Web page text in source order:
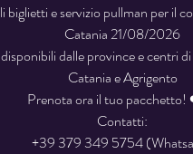
biglietti e servizio pullman per il
Catania 21/08/2026
dalle province e centri
Catania e Agrigento
Prenota ora il tuo
Contatti:
+39 379 349 5754